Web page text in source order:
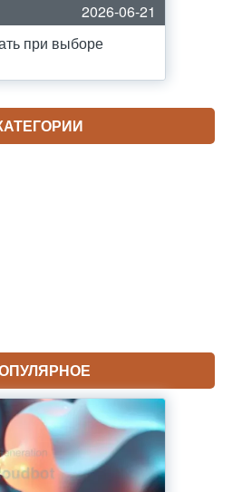
2026-06-21
при выборе